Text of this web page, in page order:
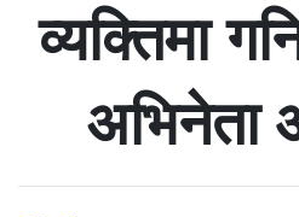
व्यक्तिमा
अभिनेता